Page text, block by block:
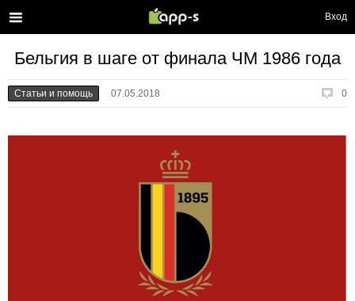
Вход
Бельгия в шаге от финала ЧМ 1986 года
Статьи и помощь 07.05.2018 0